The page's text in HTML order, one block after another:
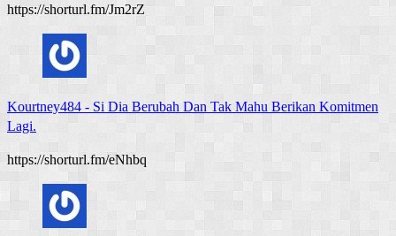
https://shorturl.fm/Jm2rZ
Kourtney484 - Si Dia Berubah Dan Tak Mahu Berikan Komitmen
Lagi.
https://shorturl.fm/eNhbq